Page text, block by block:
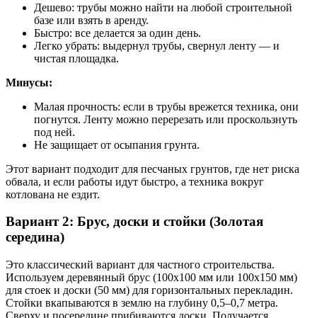
Дешево: трубы можно найти на любой строительной
базе или взять в аренду.
Быстро: все делается за один день.
Легко убрать: выдернул трубы, свернул ленту — и
чистая площадка.
Минусы:
Малая прочность: если в трубы врежется техника, они
погнутся. Ленту можно перерезать или проскользнуть
под ней.
Не защищает от осыпания грунта.
Этот вариант подходит для песчаных грунтов, где нет риска
обвала, и если работы идут быстро, а техника вокруг
котлована не ездит.
Вариант 2: Брус, доски и стойки (Золотая
середина)
Это классический вариант для частного строительства.
Используем деревянный брус (100х100 мм или 100х150 мм)
для стоек и доски (50 мм) для горизонтальных перекладин.
Стойки вкапываются в землю на глубину 0,5–0,7 метра.